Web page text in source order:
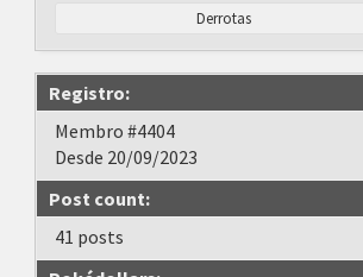
Derrotas
Registro:
Membro #4404
Desde 20/09/2023
Post count:
41 posts